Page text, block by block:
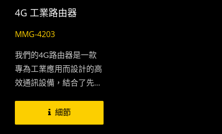
4G 工業路由器
MMG-4203
我們的4G路由器是一款
專為工業應用而設計的高
效通訊設備，結合了先進
殼，旨在提供穩定可靠的
網絡連接和廣泛的應用範
細節